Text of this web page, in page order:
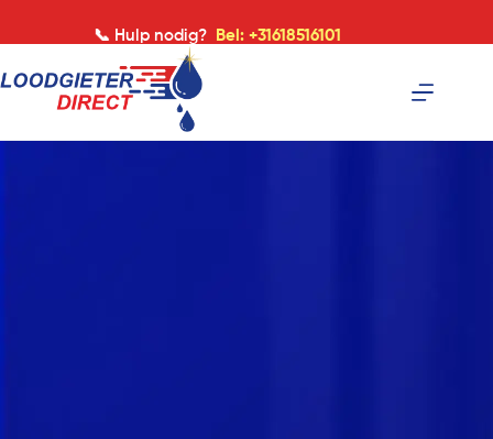
📞 Hulp nodig? Bel: +31618516101